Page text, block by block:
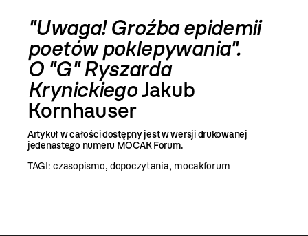
"Uwaga! Groźba epidemii
poetów poklepywania".
O "G" Ryszarda
KrynickiegoJakub
Kornhauser
Artykuł w całości dostępny jest w wersji drukowanej
jedenastego numeru MOCAK Forum.
TAGI:czasopismo, dopoczytania, mocakforum